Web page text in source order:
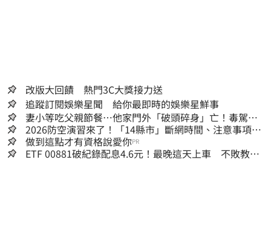
改版大回饋 熱門3C大獎接力送
追蹤訂閱娛樂星聞 給你最即時的娛樂星鮮事
妻小等吃父親節餐⋯他家門外「破頭碎身」亡！毒駕男
一路向南撞死人收押
2026防空演習來了！「14縣市」斷網時間、注意事項一
次看
做到這點才有資格說愛你PR
ETF 00881破紀錄配息4.6元！最晚這天上車 不敗教主